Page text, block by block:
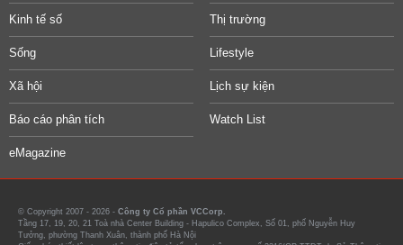
Kinh tế số Thị trường
Sống Lifestyle
Xã hội Lịch sự kiện
Báo cáo phân tích Watch List
eMagazine
© Copyright 2007 - 2026 - Công ty Cổ phần VCCorp.
Tầng 17, 19, 20, 21 Toà nhà Center Building - Hapulico Complex, Số 01, phố Nguyễn Huy
Tưởng, phường Thanh Xuân, thành phố Hà Nội